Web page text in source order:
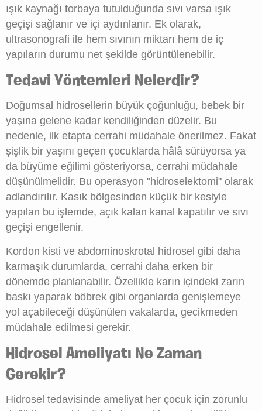
ışık kaynağı torbaya tutulduğunda sıvı varsa ışık
geçişi sağlanır ve içi aydınlanır. Ek olarak,
ultrasonografi ile hem sıvının miktarı hem de iç
yapıların durumu net şekilde görüntülenebilir.
Tedavi Yöntemleri Nelerdir?
Doğumsal hidrosellerin büyük çoğunluğu, bebek bir
yaşına gelene kadar kendiliğinden düzelir. Bu
nedenle, ilk etapta cerrahi müdahale önerilmez. Fakat
şişlik bir yaşını geçen çocuklarda hâlâ sürüyorsa ya
da büyüme eğilimi gösteriyorsa, cerrahi müdahale
düşünülmelidir. Bu operasyon "hidroselektomi" olarak
adlandırılır. Kasık bölgesinden küçük bir kesiyle
yapılan bu işlemde, açık kalan kanal kapatılır ve sıvı
geçişi engellenir.
Kordon kisti ve abdominoskrotal hidrosel gibi daha
karmaşık durumlarda, cerrahi daha erken bir
dönemde planlanabilir. Özellikle karın içindeki zarın
baskı yaparak böbrek gibi organlarda genişlemeye
yol açabileceği düşünülen vakalarda, gecikmeden
müdahale edilmesi gerekir.
Hidrosel Ameliyatı Ne Zaman
Gerekir?
Hidrosel tedavisinde ameliyat her çocuk için zorunlu